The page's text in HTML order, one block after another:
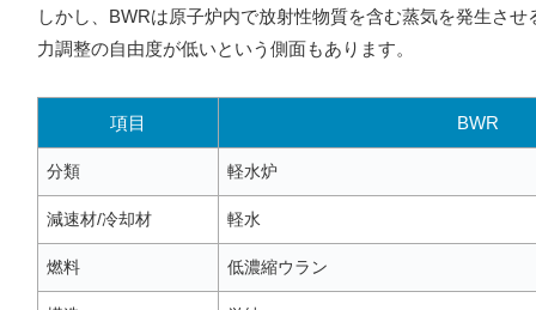
しかし、BWRは原子炉内で放射性物質を含む蒸気を発生さ
力調整の自由度が低いという側面もあります。
項目 BWR
分類 軽水炉
減速材/冷却材 軽水
燃料 低濃縮ウラン